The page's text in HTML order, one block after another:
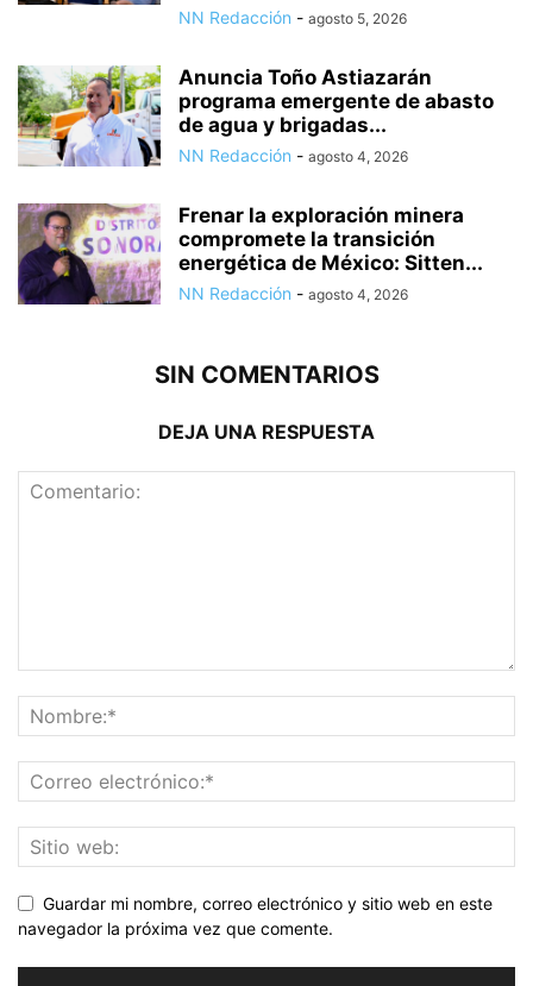
NN Redacción - agosto 5, 2026
Anuncia Toño Astiazarán
programa emergente de abasto
de agua y brigadas...
NN Redacción - agosto 4, 2026
Frenar la exploración minera
compromete la transición
energética de México: Sitten...
NN Redacción - agosto 4, 2026
SIN COMENTARIOS
DEJA UNA RESPUESTA
Guardar mi nombre, correo electrónico y sitio web en este
navegador la próxima vez que comente.